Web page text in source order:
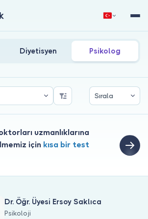
Giriş Yap
Diyetisyen Psikolog
Sırala
uzmanlıklarına
için kısa bir test
Dr. Öğr. Üyesi Ersoy Saklıca
Psikoloji